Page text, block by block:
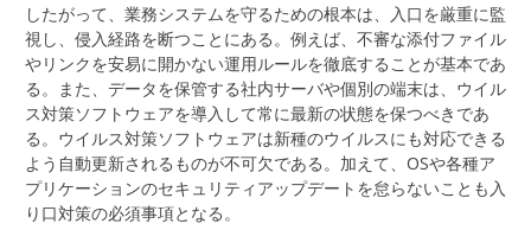
したがって、業務システムを守るための根本は、入口を厳重に監
視し、侵入経路を断つことにある。例えば、不審な添付ファイル
やリンクを安易に開かない運用ルールを徹底することが基本であ
る。また、データを保管する社内サーバや個別の端末は、ウイル
ス対策ソフトウェアを導入して常に最新の状態を保つべきであ
る。ウイルス対策ソフトウェアは新種のウイルスにも対応できる
よう自動更新されるものが不可欠である。加えて、OSや各種ア
プリケーションのセキュリティアップデートを怠らないことも入
り口対策の必須事項となる。